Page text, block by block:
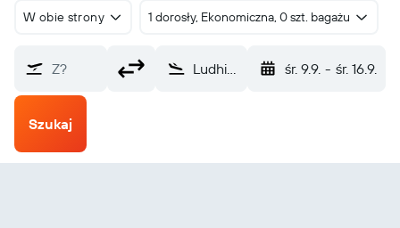
W obie strony
1 dorosły, Ekonomiczna, 0 szt. bagażu
Z? Ludhiana (LUH) śr. 9.9. - śr. 16.9.
Szukaj